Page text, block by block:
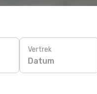
Vertrek
Datum